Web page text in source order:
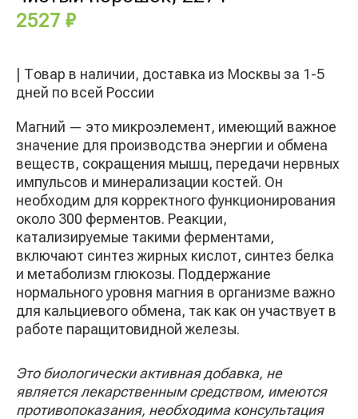
2527 ₽
| Товар в наличии, доставка из Москвы за 1-5
дней по всей России
Магний — это микроэлемент, имеющий важное
значение для производства энергии и обмена
веществ, сокращения мышц, передачи нервных
импульсов и минерализации костей. Он
необходим для корректного функционирования
около 300 ферментов. Реакции,
катализируемые такими ферментами,
включают синтез жирных кислот, синтез белка
и метаболизм глюкозы. Поддержание
нормального уровня магния в организме важно
для кальциевого обмена, так как он участвует в
работе паращитовидной железы.
Это биологически активная добавка, не
является лекарственным средством, имеются
противопоказания, необходима консультация